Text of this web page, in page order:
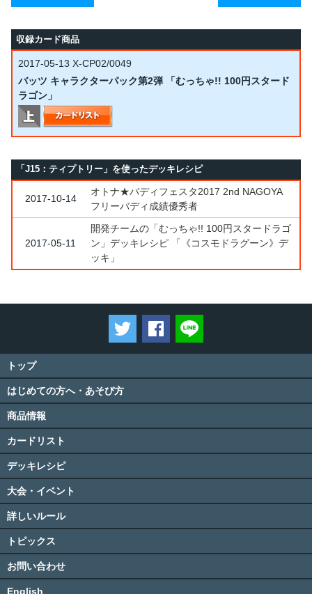
収録カード商品
2017-05-13 X-CP02/0049
バッツ キャラクターパック第2弾 「むっちゃ!! 100円スタード
ラゴン」
「J15：ティプトリー」を使ったデッキレシピ
2017-10-14
オトナ★バディフェスタ2017 2nd NAGOYA
フリーバディ成績優秀者
2017-05-11
開発チームの「むっちゃ!! 100円スタードラゴ
ン」デッキレシピ 「《コスモドラグーン》デ
ッキ」
ツイートするFacebookでシェアする
トップ
はじめての方へ・あそび方
商品情報
カードリスト
デッキレシピ
大会・イベント
詳しいルール
トピックス
お問い合わせ
English